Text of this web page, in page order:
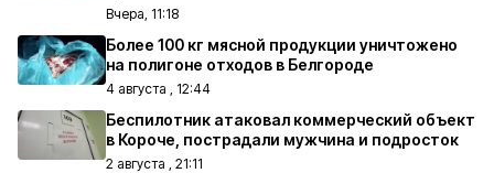
Вчера, 11:18
Более 100 кг мясной продукции уничтожено
на полигоне отходов в Белгороде
4 августа , 12:44
Беспилотник атаковал коммерческий объект
в Короче, пострадали мужчина и подросток
2 августа , 21:11